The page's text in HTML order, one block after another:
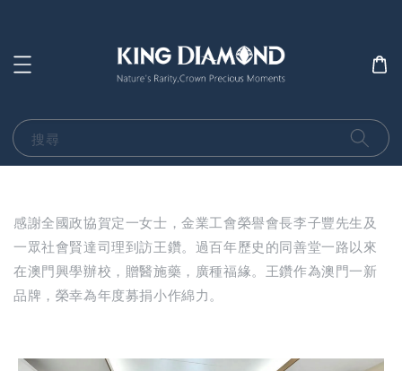
搜尋
感謝全國政協賀定一女士，金業工會榮譽會長李子豐先生及
一眾社會賢達司理到訪王鑽。過百年歷史的同善堂一路以來
在澳門興學辦校，贈醫施藥，廣種福緣。王鑽作為澳門一新
品牌，榮幸為年度募捐小作綿力。